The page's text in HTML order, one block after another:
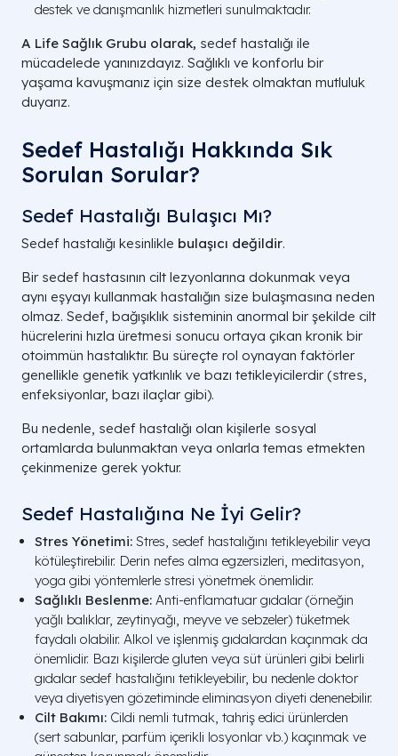
destek ve danışmanlık hizmetleri sunulmaktadır.
A Life Sağlık Grubu olarak, sedef hastalığı ile
mücadelede yanınızdayız. Sağlıklı ve konforlu bir
yaşama kavuşmanız için size destek olmaktan mutluluk
duyarız.
Sedef Hastalığı Hakkında Sık
Sorulan Sorular?
Sedef Hastalığı Bulaşıcı Mı​?
Sedef hastalığı kesinlikle bulaşıcı değildir.
Bir sedef hastasının cilt lezyonlarına dokunmak veya
aynı eşyayı kullanmak hastalığın size bulaşmasına neden
olmaz. Sedef, bağışıklık sisteminin anormal bir şekilde cilt
hücrelerini hızla üretmesi sonucu ortaya çıkan kronik bir
otoimmün hastalıktır. Bu süreçte rol oynayan faktörler
genellikle genetik yatkınlık ve bazı tetikleyicilerdir (stres,
enfeksiyonlar, bazı ilaçlar gibi).
Bu nedenle, sedef hastalığı olan kişilerle sosyal
ortamlarda bulunmaktan veya onlarla temas etmekten
çekinmenize gerek yoktur.
Sedef Hastalığına Ne İyi Gelir​?
Stres Yönetimi: Stres, sedef hastalığını tetikleyebilir veya
kötüleştirebilir. Derin nefes alma egzersizleri, meditasyon,
yoga gibi yöntemlerle stresi yönetmek önemlidir.
Sağlıklı Beslenme: Anti-enflamatuar gıdalar (örneğin
yağlı balıklar, zeytinyağı, meyve ve sebzeler) tüketmek
faydalı olabilir. Alkol ve işlenmiş gıdalardan kaçınmak da
önemlidir. Bazı kişilerde gluten veya süt ürünleri gibi belirli
gıdalar sedef hastalığını tetikleyebilir, bu nedenle doktor
veya diyetisyen gözetiminde eliminasyon diyeti denenebilir.
Cilt Bakımı: Cildi nemli tutmak, tahriş edici ürünlerden
(sert sabunlar, parfüm içerikli losyonlar vb.) kaçınmak ve